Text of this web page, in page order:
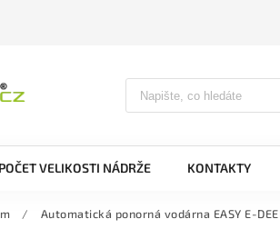
VELIKOSTI NÁDRŽE KONTAKTY
/ Automatická ponorná vodárna EASY E-